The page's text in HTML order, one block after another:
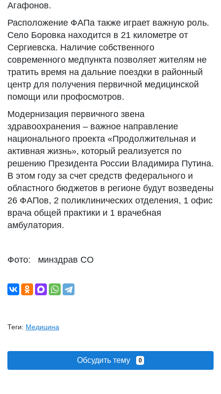
Агафонов.
Расположение ФАПа также играет важную роль.
Село Боровка находится в 21 километре от
Сергиевска. Наличие собственного
современного медпункта позволяет жителям не
тратить время на дальние поездки в районный
центр для получения первичной медицинской
помощи или профосмотров.
Модернизация первичного звена
здравоохранения – важное направление
национального проекта «Продолжительная и
активная жизнь», который реализуется по
решению Президента России Владимира Путина.
В этом году за счет средств федерального и
областного бюджетов в регионе будут возведены
26 ФАПов, 2 поликлинических отделения, 1 офис
врача общей практики и 1 врачебная
амбулатория.
Фото: минздрав СО
Теги: Медицина
Обсудить тему 0